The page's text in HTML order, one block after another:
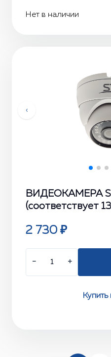
Нет в наличии
‹
ВИДЕОКАМЕРА
(соответствует
2 730 ₽
− +
Купить